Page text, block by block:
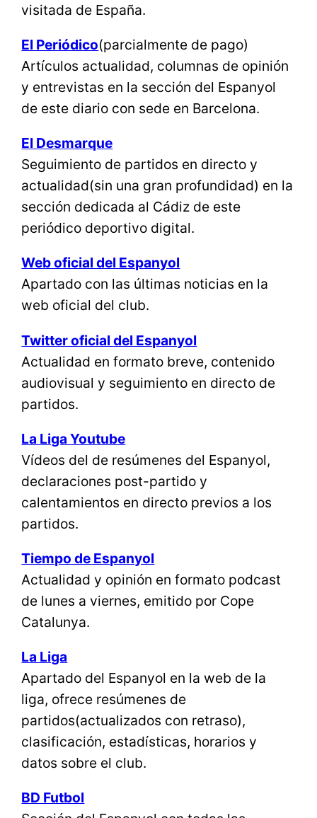
visitada de España.
El Periódico(parcialmente de pago)
Artículos actualidad, columnas de opinión
y entrevistas en la sección del Espanyol
de este diario con sede en Barcelona.
El Desmarque
Seguimiento de partidos en directo y
actualidad(sin una gran profundidad) en la
sección dedicada al Cádiz de este
periódico deportivo digital.
Web oficial del Espanyol
Apartado con las últimas noticias en la
web oficial del club.
Twitter oficialdel Espanyol
Actualidad en formato breve, contenido
audiovisual y seguimiento en directo de
partidos.
La Liga Youtube
Vídeos del de resúmenes del Espanyol,
declaraciones post-partido y
calentamientos en directo previos a los
partidos.
Tiempo de Espanyol
Actualidad y opinión en formato podcast
de lunes a viernes, emitido por Cope
Catalunya.
La Liga
Apartado del Espanyol en la web de la
liga, ofrece resúmenes de
partidos(actualizados con retraso),
clasificación, estadísticas, horarios y
datos sobre el club.
BD Futbol